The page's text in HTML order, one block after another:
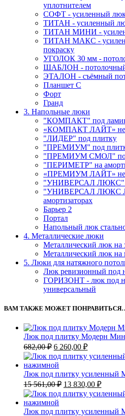
уплотнителем
СОФТ - усиленный
ТИТАН - усиленный
ТИТАН МИНИ -
ТИТАН МАКС -
покраску
УГОЛОК 30 мм -
ШАБЛОН -
ЭТАЛОН - съёмный
Планшет С
Форт
Гранд
3. Напольные люки
"КОМПАКТ" под
«КОМПАКТ ЛАЙТ»
"ЛИДЕР" под плитку
"ПРЕМИУМ" под
"ПРЕМИУМ СМОЛ"
"ПЕРИМЕТР" на
«ПРЕМИУМ ЛАЙТ»
"УНИВЕРСАЛ ЛЮКС"
"УНИВЕРСАЛ ЛЮКС
амортизаторах
Барьер 2
Портал
Напольный люк
4. Металлические люки
Металлический люк на
Металлический люк на
5. Люки для натяжного
Люк ревизионный под
ГОРИЗОНТ - люк под
универсальный
ВАМ ТАКЖЕ МОЖЕТ
Люк под плитку Модерн
682,00₽ Первоначальная
цена
составляла
6
682,00 ₽.
6 260,00 ₽Текущая
цена:
6
260,00 ₽.
Люк под плитку усиленный
15 561,00₽ Первоначальная
цена
составляла
15
13 830,00 ₽Текущая
цена:
13
830,00
Люк под плитку усиленный